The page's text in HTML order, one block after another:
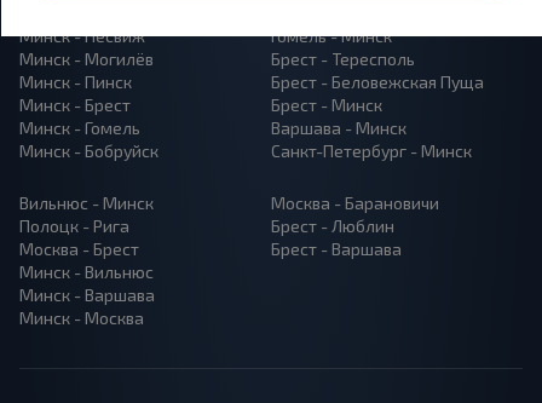
Минск - Несвиж
Минск - Могилёв
Минск - Пинск
Минск - Брест
Минск - Гомель
Минск - Бобруйск
Гомель - Минск
Брест - Тересполь
Брест - Беловежская Пуща
Брест - Минск
Варшава - Минск
Санкт-Петербург - Минск
Вильнюс - Минск
Полоцк - Рига
Москва - Брест
Минск - Вильнюс
Минск - Варшава
Минск - Москва
Москва - Барановичи
Брест - Люблин
Брест - Варшава